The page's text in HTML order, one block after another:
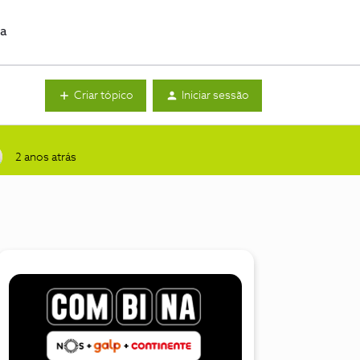
Criar tópico Iniciar sessão
2 anos atrás